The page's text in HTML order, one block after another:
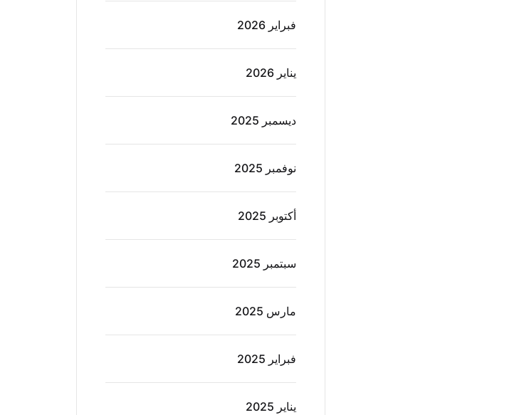
فبراير 2026
يناير 2026
ديسمبر 2025
نوفمبر 2025
أكتوبر 2025
سبتمبر 2025
مارس 2025
فبراير 2025
يناير 2025